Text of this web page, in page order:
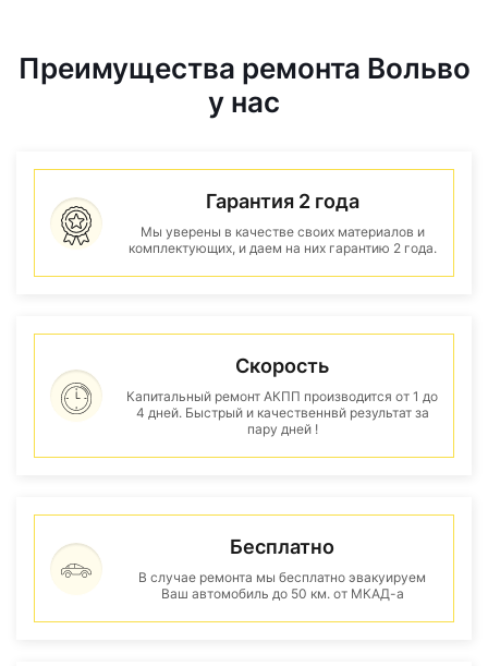
Преимущества ремонта Вольво
у нас
Гарантия 2 года
Мы уверены в качестве своих материалов и
комплектующих, и даем на них гарантию 2 года.
Скорость
Капитальный ремонт АКПП производится от 1 до
4 дней. Быстрый и качественнвй результат за
пару дней !
Бесплатно
В случае ремонта мы бесплатно эвакуируем
Ваш автомобиль до 50 км. от МКАД-а